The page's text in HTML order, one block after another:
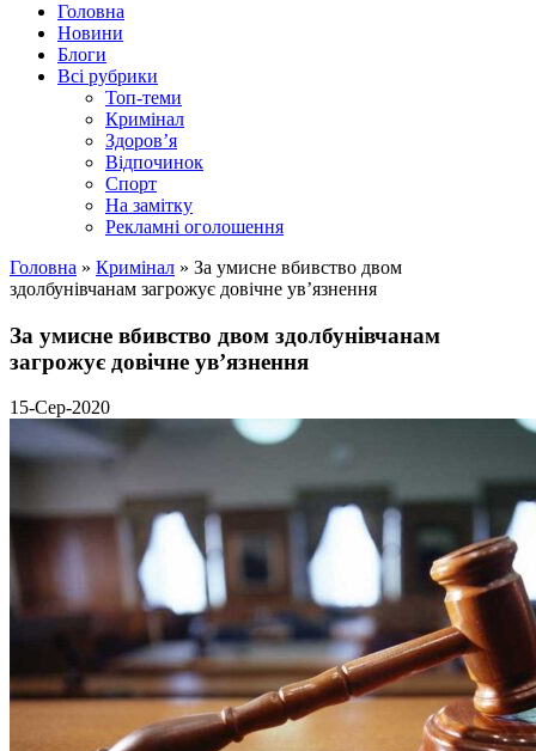
Головна
Новини
Блоги
Всі рубрики
Топ-теми
Кримінал
Здоров’я
Відпочинок
Спорт
На замітку
Рекламні оголошення
Головна » Кримінал » За умисне вбивство двом
здолбунівчанам загрожує довічне ув’язнення
За умисне вбивство двом здолбунівчанам
загрожує довічне ув’язнення
15-Сер-2020